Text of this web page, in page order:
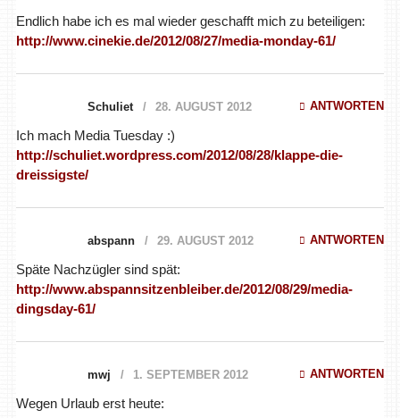
Endlich habe ich es mal wieder geschafft mich zu beteiligen:
http://www.cinekie.de/2012/08/27/media-monday-61/
Schuliet 28. AUGUST 2012 ANTWORTEN
Ich mach Media Tuesday :)
http://schuliet.wordpress.com/2012/08/28/klappe-die-
dreissigste/
abspann 29. AUGUST 2012 ANTWORTEN
Späte Nachzügler sind spät:
http://www.abspannsitzenbleiber.de/2012/08/29/media-
dingsday-61/
mwj 1. SEPTEMBER 2012 ANTWORTEN
Wegen Urlaub erst heute: